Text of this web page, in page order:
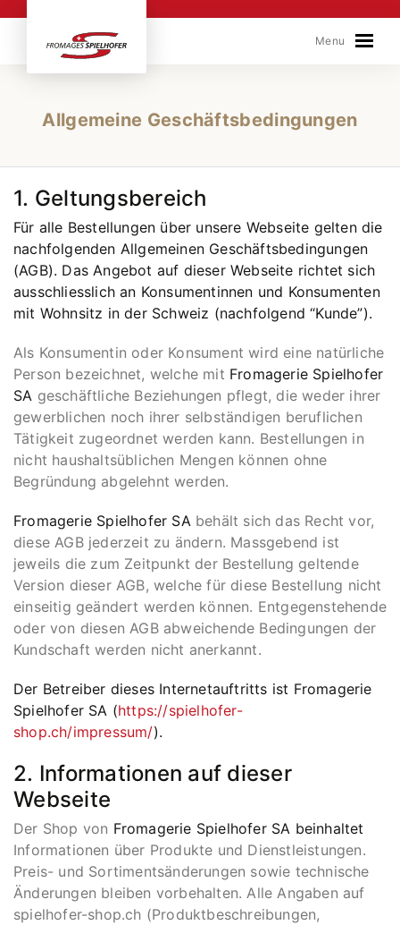
Menu
Allgemeine Geschäftsbedingungen
1. Geltungsbereich
Für alle Bestellungen über unsere Webseite gelten die
nachfolgenden Allgemeinen Geschäftsbedingungen
(AGB). Das Angebot auf dieser Webseite richtet sich
ausschliesslich an Konsumentinnen und Konsumenten
mit Wohnsitz in der Schweiz (nachfolgend “Kunde”).
Als Konsumentin oder Konsument wird eine natürliche
Person bezeichnet, welche mit Fromagerie Spielhofer
SA geschäftliche Beziehungen pflegt, die weder ihrer
gewerblichen noch ihrer selbständigen beruflichen
Tätigkeit zugeordnet werden kann. Bestellungen in
nicht haushaltsüblichen Mengen können ohne
Begründung abgelehnt werden.
Fromagerie Spielhofer SA behält sich das Recht vor,
diese AGB jederzeit zu ändern. Massgebend ist
jeweils die zum Zeitpunkt der Bestellung geltende
Version dieser AGB, welche für diese Bestellung nicht
einseitig geändert werden können. Entgegenstehende
oder von diesen AGB abweichende Bedingungen der
Kundschaft werden nicht anerkannt.
Der Betreiber dieses Internetauftritts ist Fromagerie
Spielhofer SA (https://spielhofer-
shop.ch/impressum/).
2. Informationen auf dieser
Webseite
Der Shop von Fromagerie Spielhofer SA beinhaltet
Informationen über Produkte und Dienstleistungen.
Preis- und Sortimentsänderungen sowie technische
Änderungen bleiben vorbehalten. Alle Angaben auf
spielhofer-shop.ch (Produktbeschreibungen,